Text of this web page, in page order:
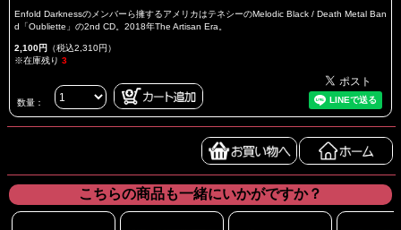
Enfold Darknessのメンバーら擁するアメリカはテネシーのMelodic Black / Death Metal Ban
d「Oubliette」の2nd CD。2018年The Artisan Era。
2,100円 （税込2,310円）
※在庫残り 3
数量：
こちらの商品も一緒にいかがですか？